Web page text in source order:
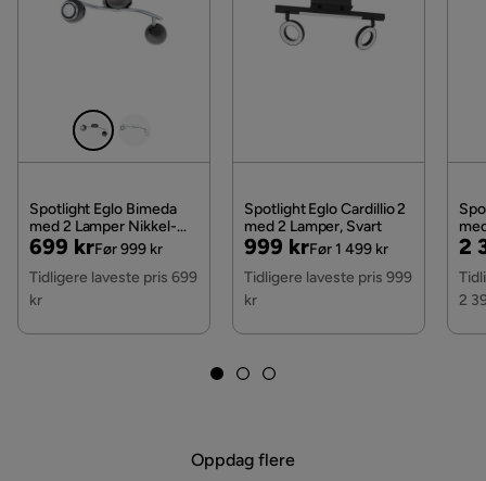
Vekt
Sokkel
Kjøpsvilkår for mer informasjon.
Spotlight Eglo Bimeda
med 2 Lamper Nikkel-
Nero, Krom, Svart/Krom
Pris
699 kr
Original
Pris
Før 999 kr
Tidligere laveste pris 699
kr
Spotlight Eglo Cardillio 2
med 2 Lamper, Svart
Pris
999 kr
Original
Pris
Før 1 499 kr
Tidligere laveste pris 999
kr
2
2
Oppdag flere